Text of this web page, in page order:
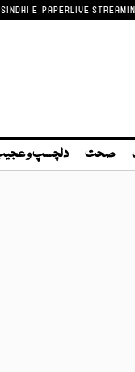
SINDHI E-PAPERLIVE
صحت دلچسپ و